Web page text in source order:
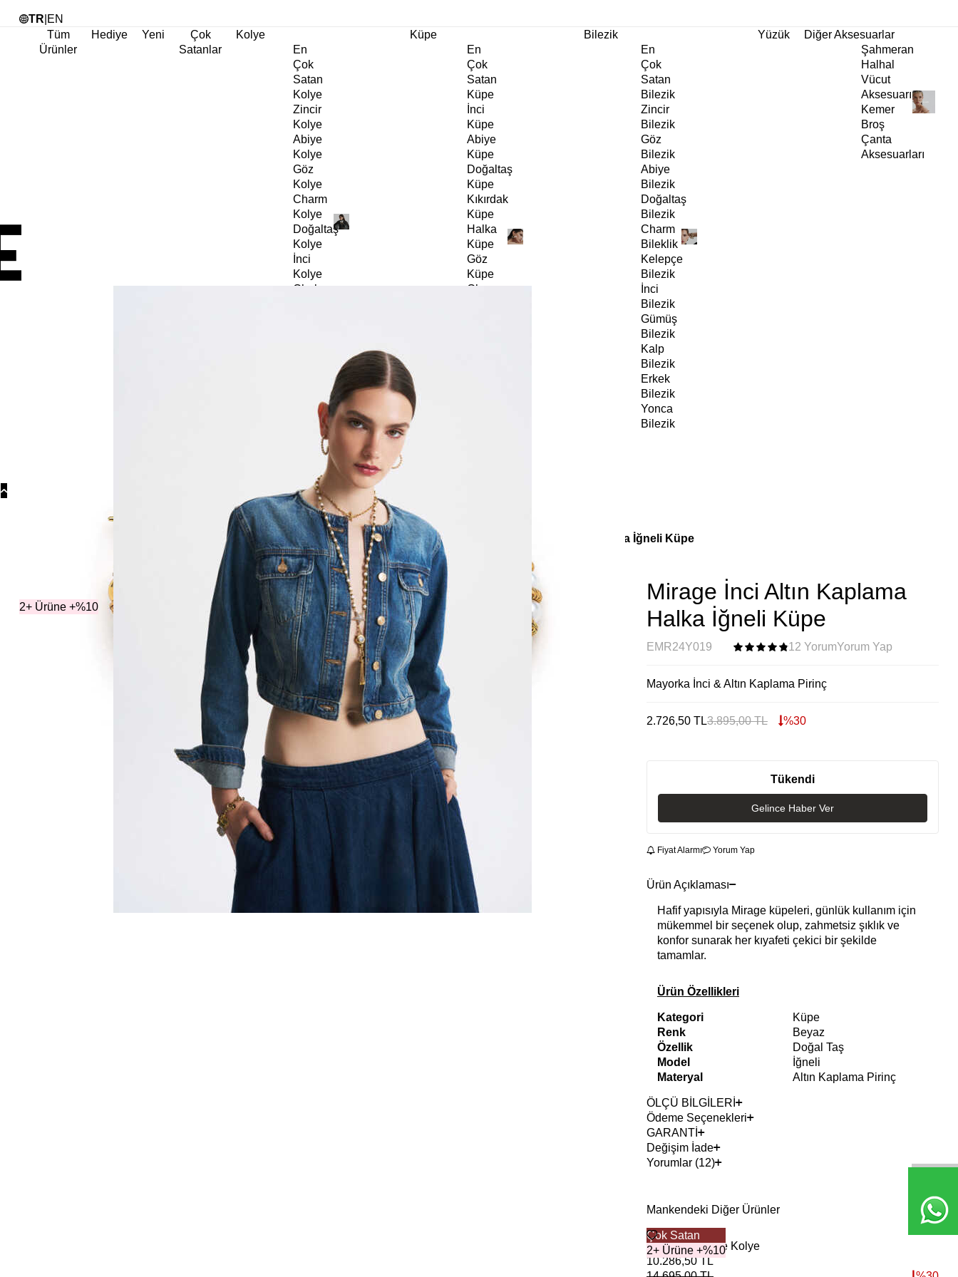
TR EN
Tüm
Ürünler
Hediye Yeni
Çok
Satanlar
Kolye
En
Çok
Satan
Kolye
Zincir
Kolye
Abiye
Kolye
Göz
Kolye
Charm
Kolye
Doğaltaş
Kolye
İnci
Kolye
Choker
Küpe
En
Çok
Satan
Küpe
İnci
Küpe
Abiye
Küpe
Doğaltaş
Küpe
Kıkırdak
Küpe
Halka
Küpe
Göz
Küpe
Charm
Bilezik
En
Çok
Satan
Bilezik
Zincir
Bilezik
Göz
Bilezik
Abiye
Bilezik
Doğaltaş
Bilezik
Charm
Bileklik
Kelepçe
Bilezik
İnci
Bilezik
Gümüş
Bilezik
Kalp
Bilezik
Erkek
Bilezik
Yonca
Bilezik
Yüzük
Diğer Aksesuarlar
Şahmeran
Halhal
Vücut
Aksesuarı
Kemer
Broş
Çanta
Aksesuarları
Koleksiyonlar Koleksiyonlar Teenage Mirage İnci Altın Kaplama Halka İğneli Küpe
2+ Ürüne +%10
Mirage İnci Altın Kaplama
Halka İğneli Küpe
EMR24Y019 12 YorumYorum Yap
Mayorka İnci & Altın Kaplama Pirinç
2.726,50 TL3.895,00TL %30
Tükendi
Gelince Haber Ver
Fiyat Alarmı Yorum Yap
Ürün Açıklaması
Hafif yapısıyla Mirage küpeleri, günlük kullanım için
mükemmel bir seçenek olup, zahmetsiz şıklık ve
konfor sunarak her kıyafeti çekici bir şekilde
tamamlar.
Ürün Özellikleri
Kategori
Küpe
Renk
Beyaz
Özellik
Doğal Taş
Model
İğneli
Materyal
Altın Kaplama Pirinç
ÖLÇÜ BİLGİLERİ
Ödeme Seçenekleri
GARANTİ
Değişim İade
Yorumlar (12)
Mankendeki Diğer Ürünler
Çok Satan
2+ Ürüne +%10
Sirius İnci Abiye Kolye
10.286,50TL
2+